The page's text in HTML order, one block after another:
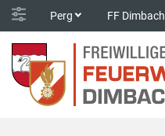
Perg FF Dimbach